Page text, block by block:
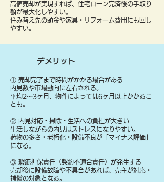
高値売却が実現すれば、住宅ローン完済後の手取り
額が最大化しやすい。
住み替え先の頭金や家具・リフォーム費用にも回し
やすい。
デメリット
① 売却完了まで時間がかかる場合がある
内見数や市場動向に左右される。
平均2〜3ヶ月、物件によっては6ヶ月以上かかるこ
とも。
② 内見対応・掃除・生活への負担が大きい
生活しながらの内見はストレスになりやすい。
荷物の多さ・老朽化・設備不良が「マイナス評価」
になる。
③ 瑕疵担保責任（契約不適合責任）が発生する
売却後に設備故障や不具合があれば、売主が対応・
補償の対象となる。